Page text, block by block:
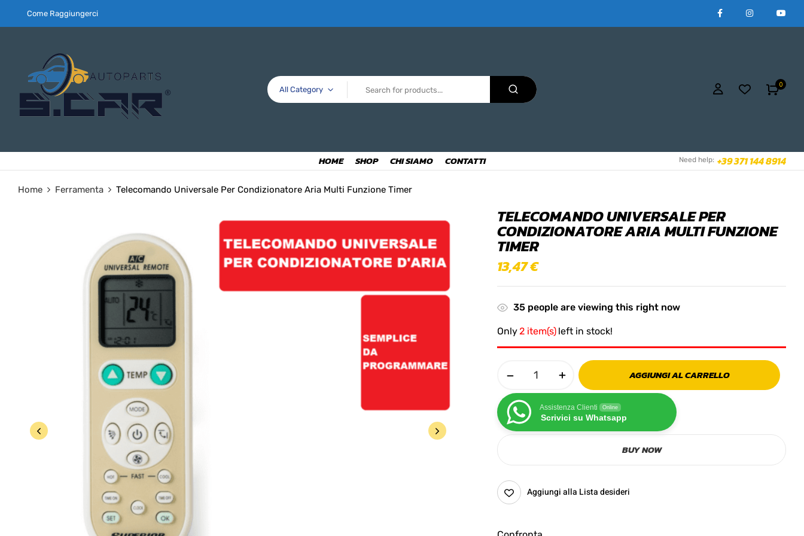
Come Raggiungerci
All Category
0
HOME SHOP CHI SIAMO CONTATTI Need help: +39 371 144 8914
Home Ferramenta Telecomando Universale Per Condizionatore Aria Multi Funzione Timer
TELECOMANDO UNIVERSALE PER
CONDIZIONATORE ARIA MULTI FUNZIONE
TIMER
13,47€
35 people are viewing this right now
Only2 item(s) left in stock!
AGGIUNGI AL CARRELLO
Assistenza Clienti Online
Scrivici su Whatsapp
BUY NOW
Aggiungi alla Lista desideri